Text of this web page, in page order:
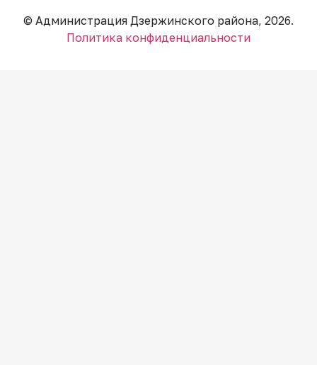
© Администрация Дзержинского района, 2026.
Политика конфиденциальности